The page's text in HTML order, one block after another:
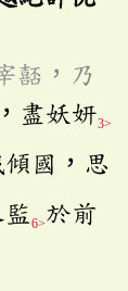
嚭，乃
，盡妖妍3>
國，思
監 6>於前